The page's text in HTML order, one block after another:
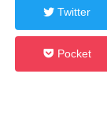
Twitter
Pocket